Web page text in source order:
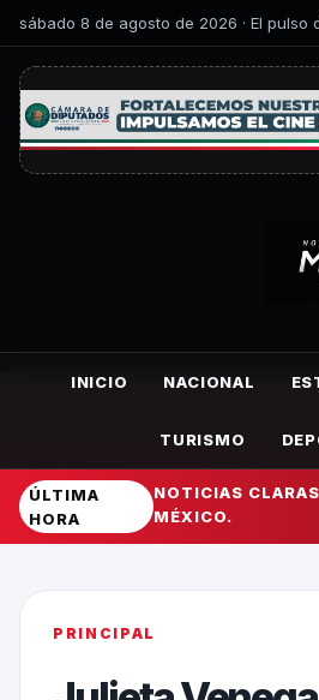
sábado 8 de agosto de 2026 · El pulso
INICIO NACIONAL
TURISMO
ÚLTIMA
HORA
NOTICIAS
MÉXICO.
PRINCIPAL